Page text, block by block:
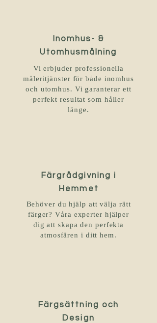
Inomhus- &
Utomhusmålning
Vi erbjuder professionella
måleritjänster för både inomhus
och utomhus. Vi garanterar ett
perfekt resultat som håller
länge.
Färgrådgivning i
Hemmet
Behöver du hjälp att välja rätt
färger? Våra experter hjälper
dig att skapa den perfekta
atmosfären i ditt hem.
Färgsättning och
Design